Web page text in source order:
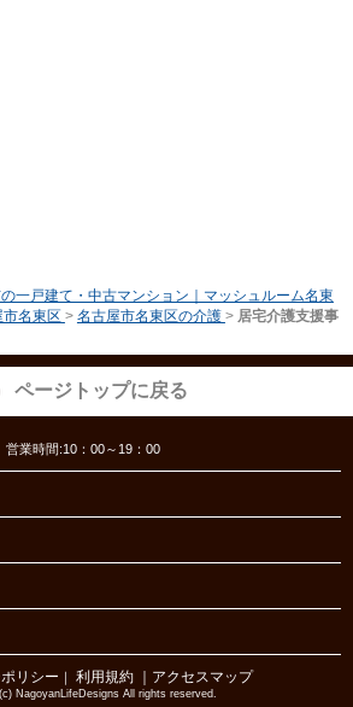
一戸建て・中古マンション｜マッシュルーム名東
名東区 > 名古屋市名東区の介護 > 居宅介護支援事
ページトップに戻る
営業時間:10：00～19：00
リシー ｜ 利用規約 ｜アクセスマップ
NagoyanLifeDesigns All rights reserved.